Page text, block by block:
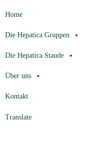
Home
Die Hepatica Gruppen
Die Hepatica Staude
Über uns
Kontakt
Translate